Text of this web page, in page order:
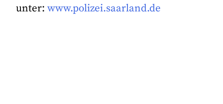
unter:www.polizei.saarland.de